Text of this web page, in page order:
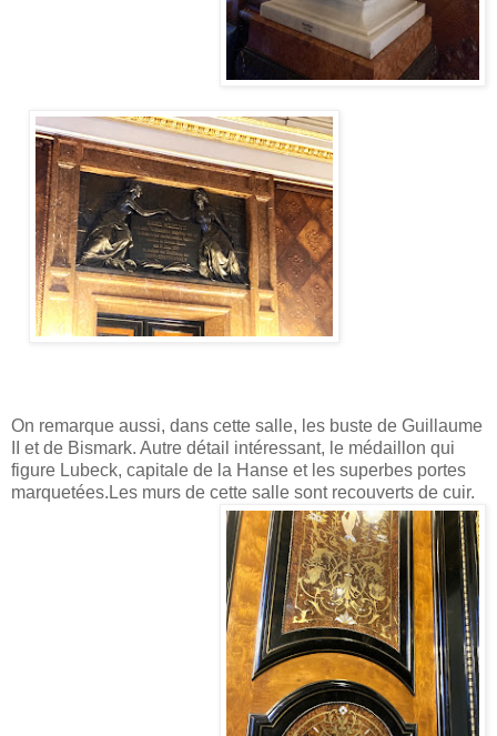
On remarque aussi, dans cette salle, les buste de Guillaume
II et de Bismark. Autre détail intéressant, le médaillon qui
figure Lubeck, capitale de la Hanse et les superbes portes
marquetées.Les murs de cette salle sont recouverts de cuir.